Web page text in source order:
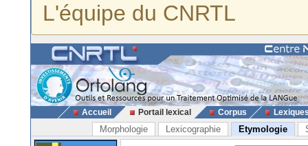
L'équipe du CNRTL
Accueil Portail lexical Corpus
Morphologie Lexicographie Etymologie